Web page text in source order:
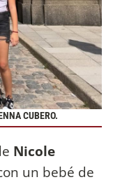
CUBERO.
Nicole
un bebé de